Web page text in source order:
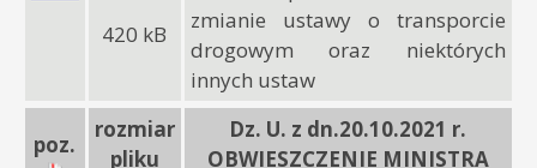
420 kB
zmianie ustawy o transporcie
drogowym oraz niektórych
innych ustaw
poz.
rozmiar
pliku
Dz. U. z dn.20.10.2021 r.
OBWIESZCZENIE MINISTRA